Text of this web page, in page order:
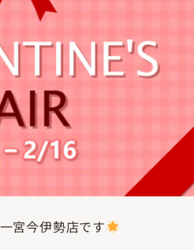
宮今伊勢店です